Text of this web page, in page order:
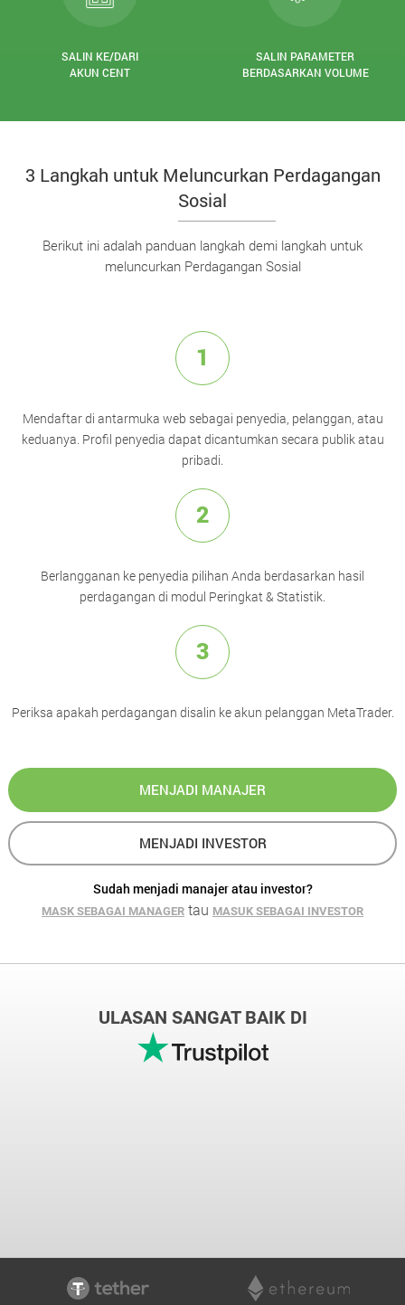
SALIN KE/DARI
AKUN CENT
SALIN PARAMETER
BERDASARKAN VOLUME
3 Langkah untuk Meluncurkan Perdagangan
Sosial
Berikut ini adalah panduan langkah demi langkah untuk
meluncurkan Perdagangan Sosial
1
Mendaftar di antarmuka web sebagai penyedia, pelanggan, atau
keduanya. Profil penyedia dapat dicantumkan secara publik atau
pribadi.
2
Berlangganan ke penyedia pilihan Anda berdasarkan hasil
perdagangan di modul Peringkat & Statistik.
3
Periksa apakah perdagangan disalin ke akun pelanggan MetaTrader.
MENJADI MANAJER
MENJADI INVESTOR
Sudah menjadi manajer atau investor?
MASK SEBAGAI MANAGER tau MASUK SEBAGAI INVESTOR
ULASAN SANGAT BAIK DI